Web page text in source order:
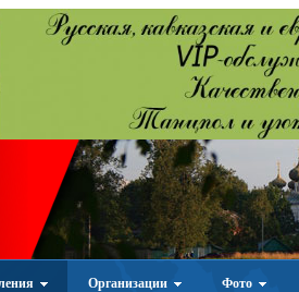
Организации Фото